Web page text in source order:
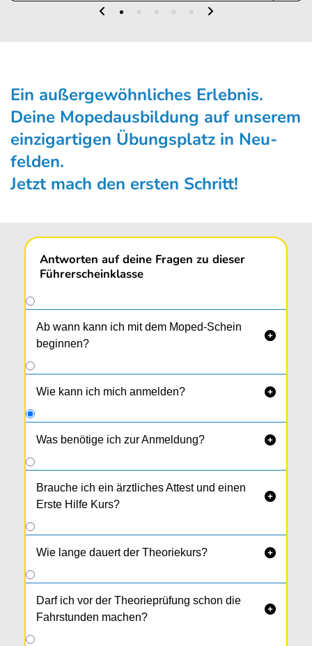
Ein außergewöhnliches Erleb­nis.
Deine Moped­aus­bildung auf unserem
einzig­artigen Übungs­platz in Neu­
felden.
Jetzt mach den ersten Schritt!
Antworten auf deine Fragen zu dieser
Führerscheinklasse
Ab wann kann ich mit dem Moped-Schein
beginnen?

Wie kann ich mich anmelden? 
Was benötige ich zur Anmeldung? 
Du brauchst:
deinen Reisepass oder Personal­ausweis
1 Passfotos (kein Klebefoto)
Brauche ich ein ärztliches Attest und einen
Erste Hilfe Kurs?

Wie lange dauert der Theoriekurs? 
Darf ich vor der Theorieprüfung schon die
Fahrstunden machen?
